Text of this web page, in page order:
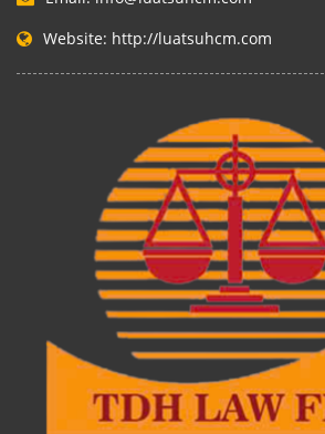
Website: http://luatsuhcm.com